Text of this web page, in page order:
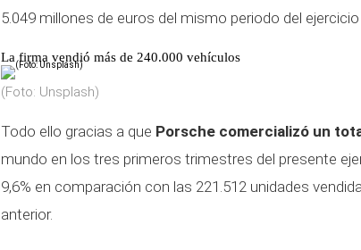
5.049 millones de euros del mismo periodo del
La firma vendió más de 240.000 vehículos
(Foto: Unsplash)
Todo ello gracias a que Porsche comercializó un
mundo en los tres primeros trimestres del presente
9,6% en comparación con las 221.512 unidades
anterior.